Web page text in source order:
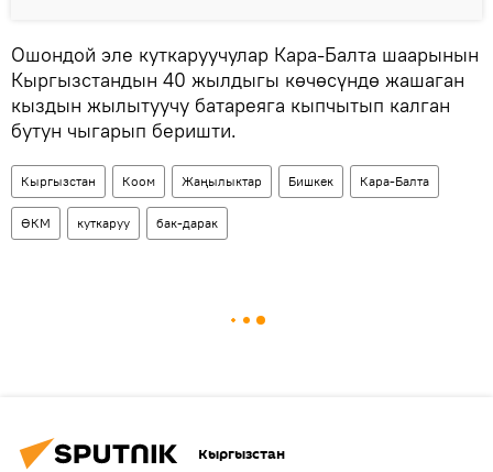
Ошондой эле куткаруучулар Кара-Балта шаарынын
Кыргызстандын 40 жылдыгы көчөсүндө жашаган
кыздын жылытуучу батареяга кыпчытып калган
бутун чыгарып беришти.
Кыргызстан Коом Жаңылыктар Бишкек Кара-Балта
ӨКМ куткаруу бак-дарак
Кыргызстан